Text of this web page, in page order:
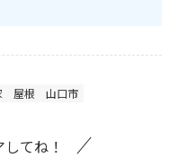
屋根 山口市
てね！